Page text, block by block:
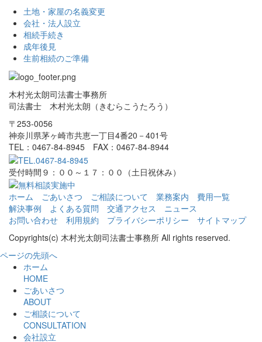
土地・家屋の名義変更
会社・法人設立
相続手続き
成年後見
生前相続のご準備
木村光太朗司法書士事務所
司法書士 木村光太朗（きむらこうたろう）
〒253-0056
神奈川県茅ヶ崎市共恵一丁目4番20－401号
TEL：0467-84-8945 FAX：0467-84-8944
受付時間９：００～１７：００（土日祝休み）
ホーム ごあいさつ ご相談について 業務案内
費用一覧
解決事例
よくある質問 交通アクセス
ニュース
お問い合わせ
利用規約 プライバシーポリシー
サイトマップ
Copyrights(c) 木村光太朗司法書士事務所 All rights reserved.
ページの先頭へ
ホーム
HOME
ごあいさつ
ABOUT
ご相談について
CONSULTATION
会社設立